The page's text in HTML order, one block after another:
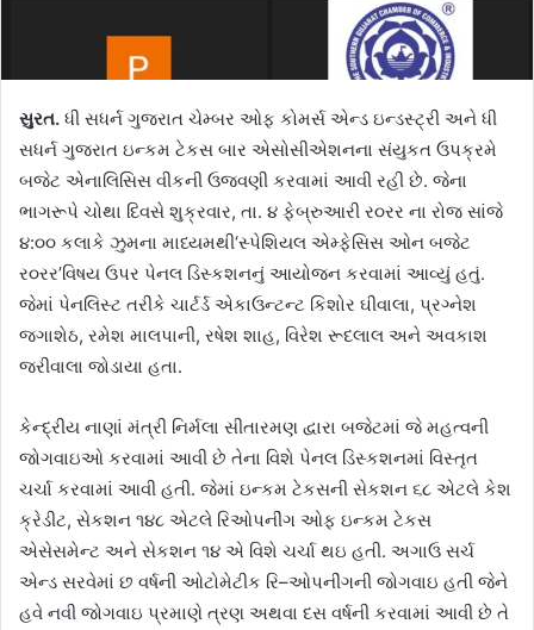
સુરત. ધી સધર્ન ગુજરાત ચેમ્બર ઓફ કોમર્સ એન્ડ ઇન્ડસ્ટ્રી અને ધી
સધર્ન ગુજરાત ઇન્કમ ટેકસ બાર એસોસીએશનના સંયુકત ઉપક્રમે
બજેટ એનાલિસિસ વીકની ઉજવણી કરવામાં આવી રહી છે. જેના
ભાગરૂપે ચોથા દિવસે શુક્રવાર, તા. ૪ ફેબ્રુઆરી ર૦રર ના રોજ સાંજે
૪:૦૦ કલાકે ઝુમના માધ્યમથી‘સ્પેશિયલ એમ્ફેસિસ ઓન બજેટ
ર૦રર’વિષય ઉપર પેનલ ડિસ્કશનનું આયોજન કરવામાં આવ્યું હતું.
જેમાં પેનલિસ્ટ તરીકે ચાર્ટર્ડ એકાઉન્ટન્ટ કિશોર ઘીવાલા, પ્રગ્નેશ
જગાશેઠ, રમેશ માલપાની, રષેશ શાહ, વિરેશ રૂદલાલ અને અવકાશ
જરીવાલા જોડાયા હતા.
કેન્દ્રીય નાણાં મંત્રી નિર્મલા સીતારમણ દ્વારા બજેટમાં જે મહત્વની
જોગવાઇઓ કરવામાં આવી છે તેના વિશે પેનલ ડિસ્કશનમાં વિસ્તૃત
ચર્ચા કરવામાં આવી હતી. જેમાં ઇન્કમ ટેકસની સેકશન ૬૮ એટલે કેશ
ક્રેડીટ, સેકશન ૧૪૮ એટલે રિઓપનીંગ ઓફ ઇન્કમ ટેકસ
એસેસમેન્ટ અને સેકશન ૧૪ એ વિશે ચર્ચા થઇ હતી. અગાઉ સર્ચ
એન્ડ સરવેમાં છ વર્ષની ઓટોમેટીક રિ–ઓપનીંગની જોગવાઇ હતી જેને
હવે નવી જોગવાઇ પ્રમાણે ત્રણ અથવા દસ વર્ષની કરવામાં આવી છે તે